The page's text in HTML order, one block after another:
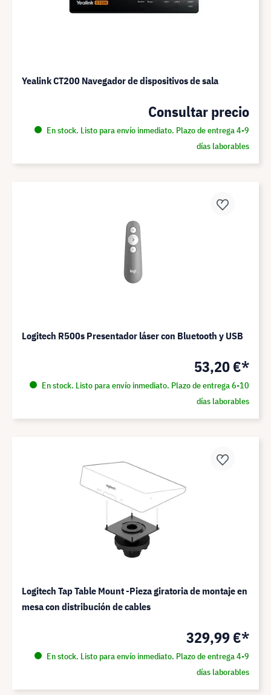
Yealink CT200 Navegador de dispositivos de sala
Consultar precio
En stock. Listo para envío inmediato. Plazo de entrega 4-9
días laborables
Logitech R500s Presentador láser con Bluetooth y USB
53,20 €*
En stock. Listo para envío inmediato. Plazo de entrega 6-10
días laborables
Logitech Tap Table Mount -Pieza giratoria de montaje en
mesa con distribución de cables
329,99 €*
En stock. Listo para envío inmediato. Plazo de entrega 4-9
días laborables